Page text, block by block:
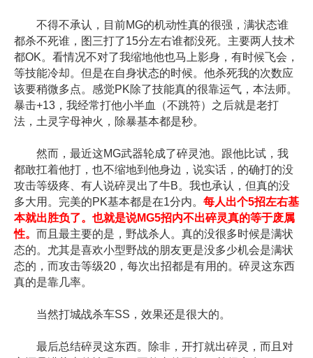
不得不承认，目前MG的机动性真的很强，满状态谁
都杀不死谁，图三打了15分左右谁都没死。主要两人技术
都OK。看情况不对了我缩地他也马上影身，有时候飞会，
等技能冷却。但是在自身状态的时候。他杀死我的次数应
该要稍微多点。感觉PK除了技能真的很靠运气，本法师。
暴击+13，我经常打他小半血（不跳符）之后就是老打
法，土灵字母神火，除暴基本都是秒。
然而，最近这MG武器轮成了碎灵池。跟他比试，我
都敢扛着他打，也不缩地到他身边，说实话，的确打的没
攻击等级疼、有人说碎灵出了牛B。我也承认，但真的没
多大用。完美的PK基本都是在1分内。 每人出个5招左右基
本就出胜负了。也就是说MG5招内不出碎灵真的等于废属
性。 而且最主要的是，野战杀人。真的没很多时候是满状
态的。尤其是喜欢小型野战的朋友更是没多少机会是满状
态的，而攻击等级20，每次出招都是有用的。碎灵这东西
真的是靠几率。
当然打城战杀车SS，效果还是很大的。
最后总结碎灵这东西。除非，开打就出碎灵，而且对